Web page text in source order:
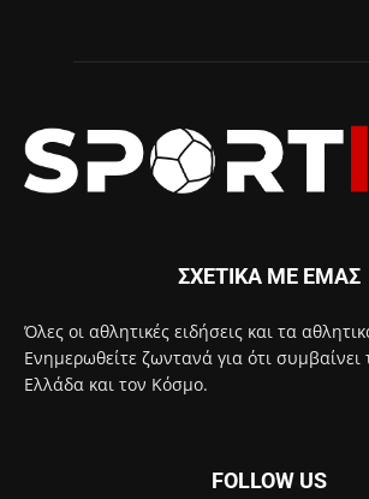
ΣΧΕΤΙΚΑ ΜΕ ΕΜΑΣ
Όλες οι αθλητικές ειδήσεις και τα
Ενημερωθείτε ζωντανά για ότι
Ελλάδα και τον Κόσμο.
FOLLOW US